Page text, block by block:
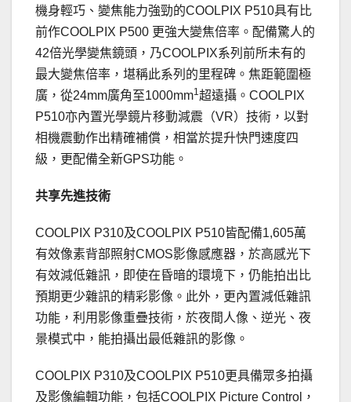
機身輕巧、變焦能力強勁的COOLPIX P510具有比
前作COOLPIX P500 更強大變焦倍率。配備驚人的
42倍光學變焦鏡頭，乃COOLPIX系列前所未有的
最大變焦倍率，堪稱此系列的里程碑。焦距範圍極
廣，從24mm廣角至1000mm1超遠攝。COOLPIX
P510亦內置光學鏡片移動減震（VR）技術，以對
相機震動作出精確補償，相當於提升快門速度四
級，更配備全新GPS功能。
共享先進技術
COOLPIX P310及COOLPIX P510皆配備1,605萬
有效像素背部照射CMOS影像感應器，於高感光下
有效減低雜訊，即使在昏暗的環境下，仍能拍出比
預期更少雜訊的精彩影像。此外，更內置減低雜訊
功能，利用影像重疊技術，於夜間人像、逆光、夜
景模式中，能拍攝出最低雜訊的影像。
COOLPIX P310及COOLPIX P510更具備眾多拍攝
及影像編輯功能，包括COOLPIX Picture Control，